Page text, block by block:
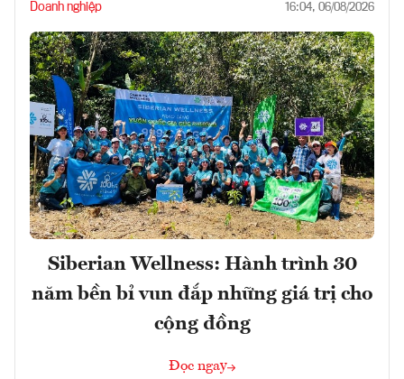
Doanh nghiệp 16:04, 06/08/2026
Siberian Wellness: Hành trình 30
năm bền bỉ vun đắp những giá trị cho
cộng đồng
Đọc ngay